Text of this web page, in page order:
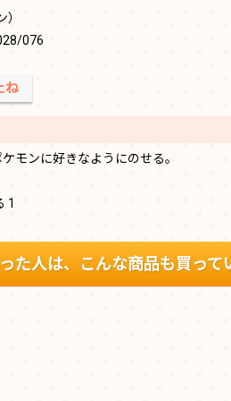
076
ね
モンに好きなようにのせる。
1
た人は、こんな商品も買って